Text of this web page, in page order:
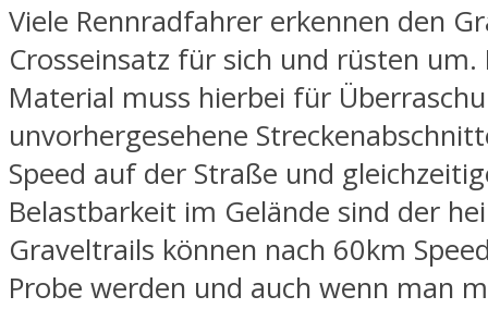
Viele Rennradfahrer erkennen den
Crosseinsatz für sich und rüsten um.
Material muss hierbei für
unvorhergesehene
Speed auf der Straße und
Belastbarkeit im Gelände sind der
Graveltrails können nach 60km
Probe werden und auch wenn man